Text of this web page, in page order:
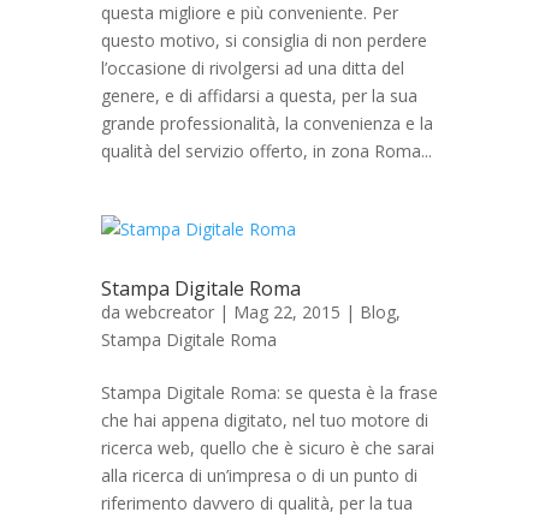
questa migliore e più conveniente. Per
questo motivo, si consiglia di non perdere
l’occasione di rivolgersi ad una ditta del
genere, e di affidarsi a questa, per la sua
grande professionalità, la convenienza e la
qualità del servizio offerto, in zona Roma...
Stampa Digitale Roma
da webcreator | Mag 22, 2015 | Blog,
Stampa Digitale Roma
Stampa Digitale Roma: se questa è la frase
che hai appena digitato, nel tuo motore di
ricerca web, quello che è sicuro è che sarai
alla ricerca di un’impresa o di un punto di
riferimento davvero di qualità, per la tua